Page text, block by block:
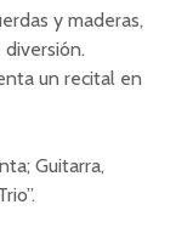
y maderas,
un recital en
Guitarra,